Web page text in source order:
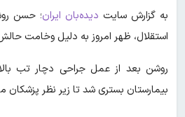
به گزارش سایت دیده‌بان ایران؛ حسن
استقلال، ظهر امروز به دلیل وخامت
روشن بعد از عمل جراحی دچار تب
بیمارستان بستری شد تا زیر نظر پزشکان